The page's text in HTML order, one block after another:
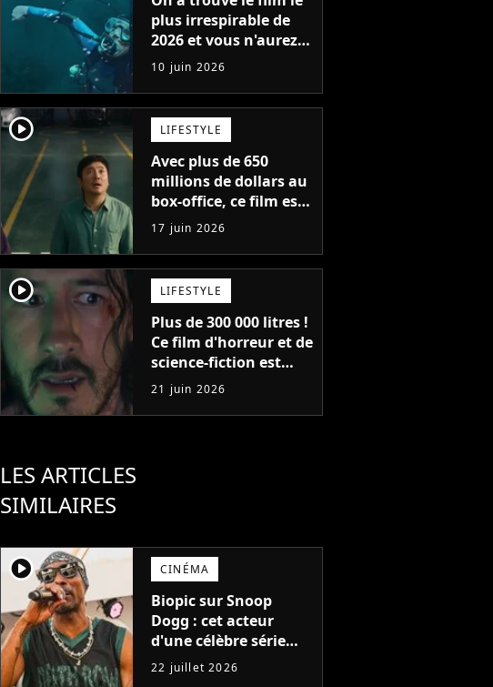
plus irrespirable de
2026 et vous n'aurez
plus jamais envie de
vous baigner
10 juin 2026
player2 LIFESTYLE
Avec plus de 650
millions de dollars au
box-office, ce film est
l'un des plus gros
succès de 2026... et
vous ne pourrez
probablement jamais
le voir en France
17 juin 2026
player2 LIFESTYLE
Plus de 300 000 litres !
Ce film d'horreur et de
science-fiction est
officiellement le film
le plus sanglant de
tous les temps
21 juin 2026
LES ARTICLES
SIMILAIRES
player2 CINÉMA
Biopic sur Snoop
Dogg : cet acteur
d'une célèbre série
Netflix va jouer le
rappeur au cinéma
22 juillet 2026